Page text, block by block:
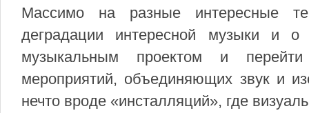
Массимо на разные интересные
деградации интересной музыки и
музыкальным проектом и
мероприятий, объединяющих звук и
нечто вроде «инсталляций», где